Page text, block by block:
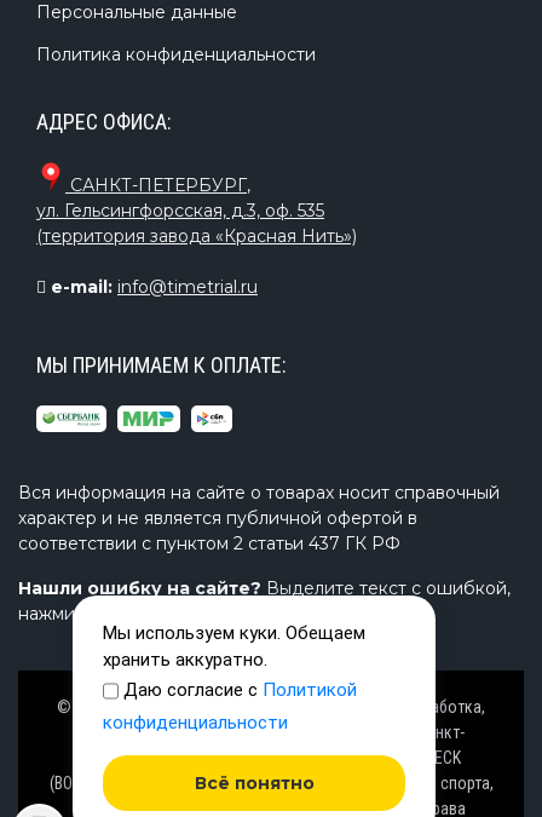
Персональные данные
Политика конфиденциальности
АДРЕС ОФИСА:
САНКТ-ПЕТЕРБУРГ,
ул. Гельсингфорсская, д.3, оф. 535
(территория завода «Красная Нить»)
e-mail: info@timetrial.ru
МЫ ПРИНИМАЕМ К ОПЛАТЕ:
Вся информация на сайте о товарах носит справочный
характер и не является публичной офертой в
соответствии с пунктом 2 статьи 437 ГК РФ
Нашли ошибку на сайте? Выделите текст с ошибкой,
нажмите Ctrl+Enter и напишите нам.
© Завод TimeTrial (ТаймТриал) - производство, разработка,
проектирование надувных изделий, товаров в Санкт-
Петербурге с 2000 г. из ПВХ (PVC), ТПУ (TPU), AIRDECK
(ВОЗДУШНАЯ ПАЛУБА), OXFORD (ОКСФОРД) ткани для спорта,
активного отдыха на воде и аттракционов. Все права
Мы используем куки. Обещаем
хранить аккуратно.
Даю согласие с Политикой
конфиденциальности
Всё понятно